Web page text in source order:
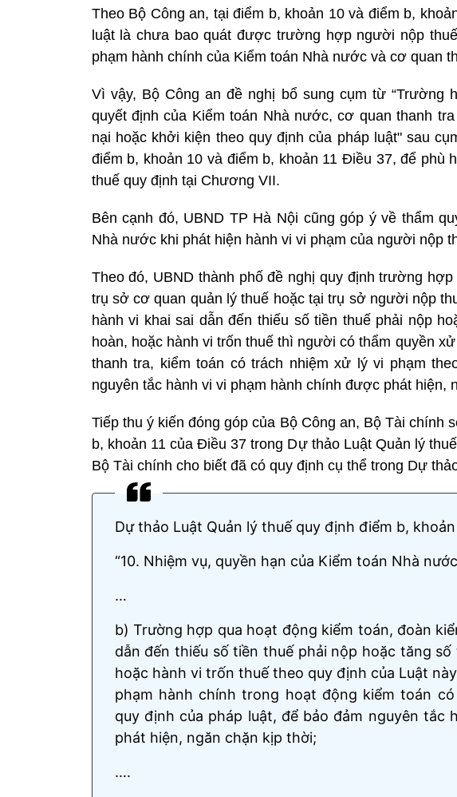
Theo Bộ Công an, tại điểm b, khoản 10 và điểm b,
luật là chưa bao quát được trường hợp người nộp
phạm hành chính của Kiểm toán Nhà nước và cơ quan
Vì vậy, Bộ Công an đề nghị bổ sung cụm từ “Trường
quyết định của Kiểm toán Nhà nước, cơ quan thanh
nại hoặc khởi kiện theo quy định của pháp luật" sau
điểm b, khoản 10 và điểm b, khoản 11 Điều 37, để phù
thuế quy định tại Chương VII.
Bên cạnh đó, UBND TP Hà Nội cũng góp ý về thẩm
Nhà nước khi phát hiện hành vi vi phạm của người nộp
Theo đó, UBND thành phố đề nghị quy định trường
trụ sở cơ quan quản lý thuế hoặc tại trụ sở người nộp
hành vi khai sai dẫn đến thiếu số tiền thuế phải nộp
hoàn, hoặc hành vi trốn thuế thì người có thẩm quyền
thanh tra, kiểm toán có trách nhiệm xử lý vi phạm
nguyên tắc hành vi vi phạm hành chính được phát hiện,
Tiếp thu ý kiến đóng góp của Bộ Công an, Bộ Tài chính
b, khoản 11 của Điều 37 trong Dự thảo Luật Quản lý
Bộ Tài chính cho biết đã có quy định cụ thể trong Dự
Dự thảo Luật Quản lý thuế quy định điểm b, khoản
“10. Nhiệm vụ, quyền hạn của Kiểm toán Nhà
…
b) Trường hợp qua hoạt động kiểm toán, đoàn
dẫn đến thiếu số tiền thuế phải nộp hoặc tăng
hoặc hành vi trốn thuế theo quy định của Luật
phạm hành chính trong hoạt động kiểm toán
quy định của pháp luật, để bảo đảm nguyên tắc
phát hiện, ngăn chặn kịp thời;
….